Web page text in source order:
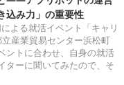
込み力」の重要性
よる就活イベント「キャリ
産業貿易センター浜松町
ントに合わせ、自身の就活
ターに聞いてみたので、そ